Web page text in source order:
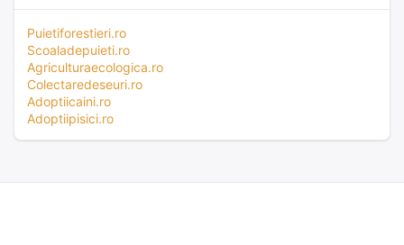
Puietiforestieri.ro
Scoaladepuieti.ro
Agriculturaecologica.ro
Colectaredeseuri.ro
Adoptiicaini.ro
Adoptiipisici.ro